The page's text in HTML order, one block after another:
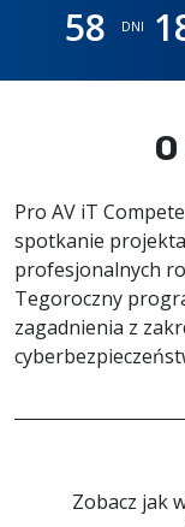
58 DNI
Pro AV iT
spotkanie
profesjonalnych
Tegoroczny
zagadnienia z
Zobacz jak